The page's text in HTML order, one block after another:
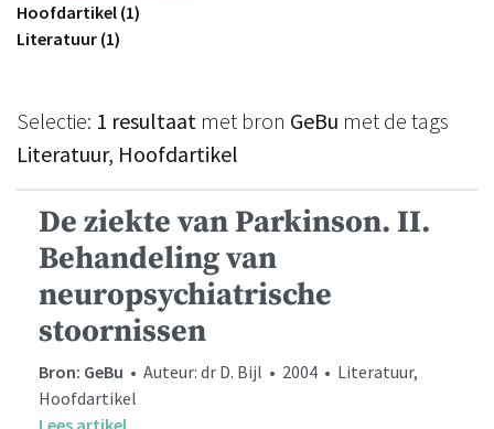
Hoofdartikel (1)
Literatuur (1)
Selectie: 1 resultaat met bron GeBu met de tags
Literatuur, Hoofdartikel
De ziekte van Parkinson. II.
Behandeling van
neuropsychiatrische
stoornissen
Bron: GeBu • Auteur: dr D. Bijl • 2004 • Literatuur,
Hoofdartikel